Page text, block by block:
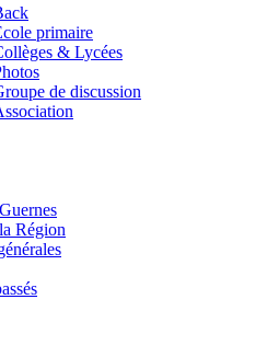
primaire
& Lycées
de discussion
Région